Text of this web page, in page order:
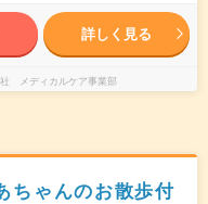
詳しく見る
メディカルケア事業部
ちゃんのお散歩付